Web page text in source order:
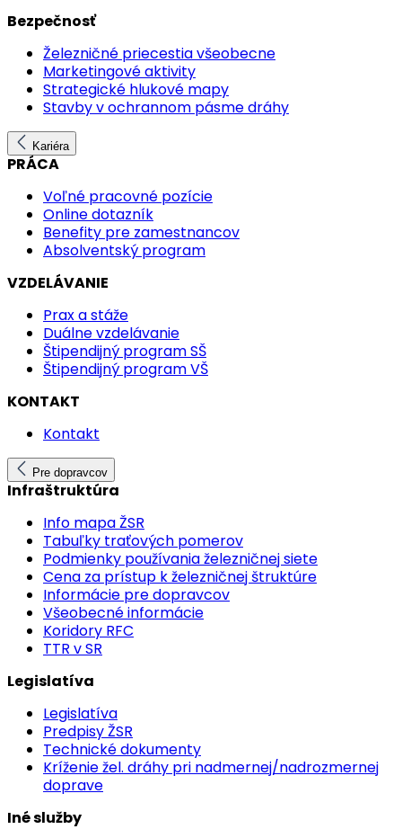
Bezpečnosť
Železničné priecestia všeobecne
Marketingové aktivity
Strategické hlukové mapy
Stavby v ochrannom pásme dráhy
Kariéra
PRÁCA
Voľné pracovné pozície
Online dotazník
Benefity pre zamestnancov
Absolventský program
VZDELÁVANIE
Prax a stáže
Duálne vzdelávanie
Štipendijný program SŠ
Štipendijný program VŠ
KONTAKT
Kontakt
Pre dopravcov
Infraštruktúra
Info mapa ŽSR
Tabuľky traťových pomerov
Podmienky používania železničnej siete
Cena za prístup k železničnej štruktúre
Informácie pre dopravcov
Všeobecné informácie
Koridory RFC
TTR v SR
Legislatíva
Legislatíva
Predpisy ŽSR
Technické dokumenty
Kríženie žel. dráhy pri nadmernej/nadrozmernej
doprave
Iné služby